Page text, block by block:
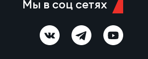
Мы в соц сетях